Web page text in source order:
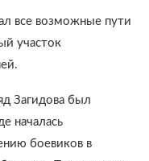
все возможные пути
участок
Загидова был
началась
боевиков в